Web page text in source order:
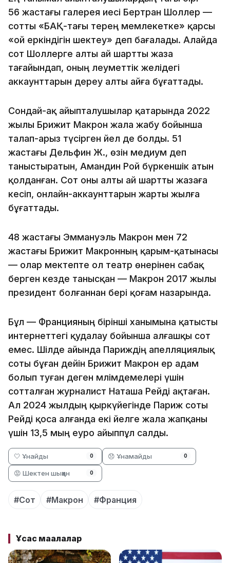
56 жастағы галерея иесі Бертран Шоллер —
сотты «БАҚ-тағы терең мемлекетке» қарсы
«ой еркіндігін шектеу» деп бағалады. Алайда
сот Шоллерге алты ай шартты жаза
тағайындап, оның әлеуметтік желідегі
аккаунттарын дереу алты айға бұғаттады.
Сондай-ақ айыпталушылар қатарында 2022
жылы Брижит Макрон жала жабу бойынша
талап-арыз түсірген әйел де болды. 51
жастағы Дельфин Ж., өзін медиум деп
таныстыратын, Амандин Рой бүркеншік атын
қолданған. Сот оны алты ай шартты жазаға
кесіп, онлайн-аккаунттарын жарты жылға
бұғаттады.
48 жастағы Эммануэль Макрон мен 72
жастағы Брижит Макронның қарым-қатынасы
— олар мектепте ол театр өнерінен сабақ
берген кезде танысқан — Макрон 2017 жылы
президент болғаннан бері қоғам назарында.
Бұл — Францияның бірінші ханымына қатысты
интернеттегі қудалау бойынша алғашқы сот
емес. Шілде айында Париждің апелляциялық
соты бұған дейін Брижит Макрон ер адам
болып туған деген мәлімдемелері үшін
сотталған журналист Наташа Рейді ақтаған.
Ал 2024 жылдың қыркүйегінде Париж соты
Рейді қоса алғанда екі әйелге жала жапқаны
үшін 13,5 мың еуро айыппұл салды.
🤍 Ұнайды 0 😞 Ұнамайды 0
😡 Шектен шыққан 0
#Сот #Макрон #Франция
Ұқсас мақалалар